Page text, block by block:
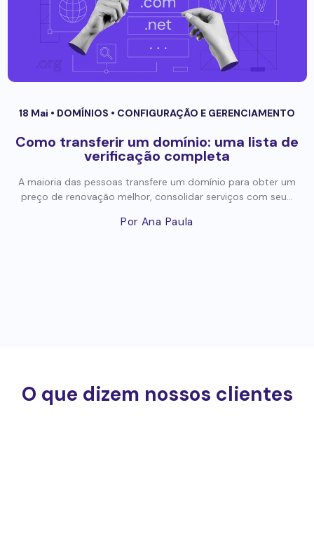
18 Mai • DOMÍNIOS • CONFIGURAÇÃO E GERENCIAMENTO
Como transferir um domínio: uma lista de
verificação completa
A maioria das pessoas transfere um domínio para obter um
preço de renovação melhor, consolidar serviços com seu...
Por Ana Paula
O que dizem nossos clientes